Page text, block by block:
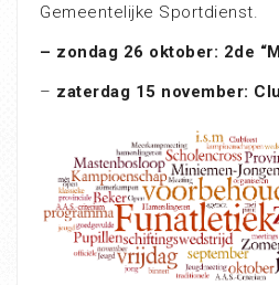
Gemeentelijke Sportdienst.
– zondag 26 oktober: 2de
– zaterdag 15 november: